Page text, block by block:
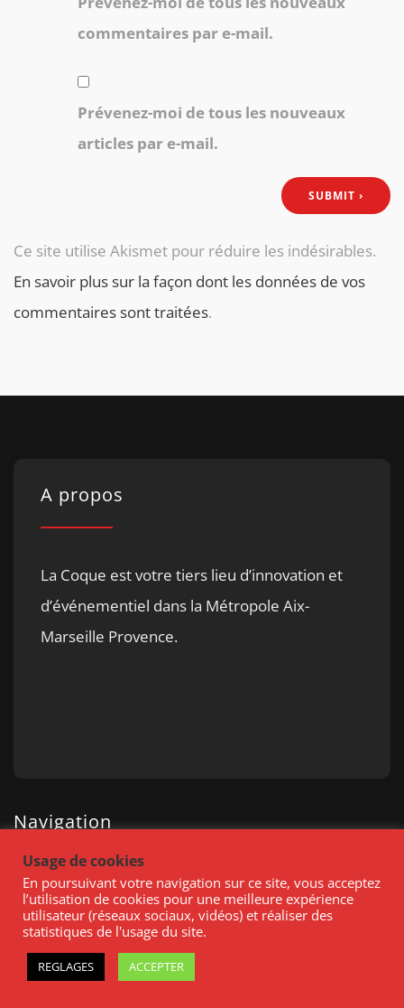
commentaires par e-mail.
Prévenez-moi de tous les nouveaux
articles par e-mail.
Ce site utilise Akismet pour réduire les indésirables.
En savoir plus sur la façon dont les données de vos
commentaires sont traitées.
A propos
La Coque est votre tiers lieu d’innovation et
d’événementiel dans la Métropole Aix-
Marseille Provence.
Navigation
> One XPerience
> Nos Espaces Evénementiels
Usage de cookies
En poursuivant votre navigation sur ce site, vous acceptez
l’utilisation de cookies pour une meilleure expérience
utilisateur (réseaux sociaux, vidéos) et réaliser des
statistiques de l'usage du site.
REGLAGES ACCEPTER